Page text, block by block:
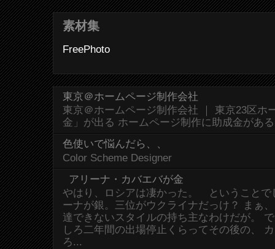
素材集
FreePhoto
東京＠ホームページ制作会社
東京＠ホームページ制作会社 ｜ 東京23区ホ
金」が出る ホームページ制作に助成金があ
色使いで悩んだら、、
Color Scheme Designer
アリーナ・カバエバが金
やはり、ロシアは凄かった。 ということで
ーナが銀。三位がウクライナだっけ？ まぁ
達できないスタイルの持ち主なわけだが。
しろ二年間の出場停止くらってその後の、
ろ...